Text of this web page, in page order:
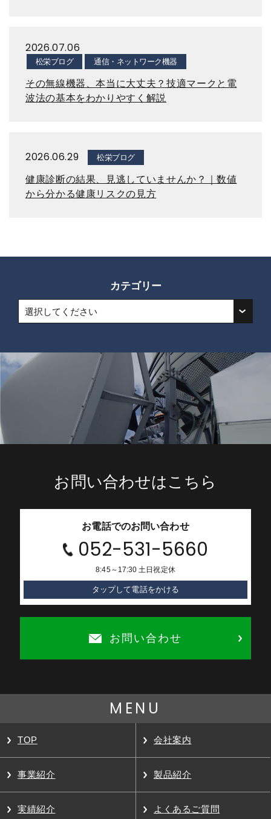
2026.07.06
松栄ブログ 通信・ネットワーク機器
その無線機器、本当に大丈夫？技適マークと電
波法の基本をわかりやすく解説
2026.06.29 松栄ブログ
健康診断の結果、見逃していませんか？｜数値
から分かる健康リスクの見方
カテゴリー
選択してください
お問い合わせはこちら
お電話でのお問い合わせ
052-531-5660
8:45～17:30 土日祝定休
タップして電話をかける
お問い合わせ
MENU
TOP 会社案内
事業紹介 製品紹介
実績紹介 よくあるご質問